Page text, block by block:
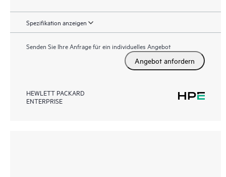
Spezifikation anzeigen
Senden Sie Ihre Anfrage für ein individuelles Angebot
Angebot anfordern
HEWLETT PACKARD
ENTERPRISE